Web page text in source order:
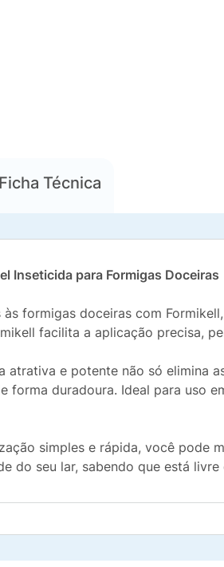
Ficha Técnica
Inseticida para Formigas Doceiras
às formigas doceiras com
facilita a aplicação precisa,
atrativa e potente não só elimina
forma duradoura. Ideal para uso
simples e rápida, você pode
do seu lar, sabendo que está